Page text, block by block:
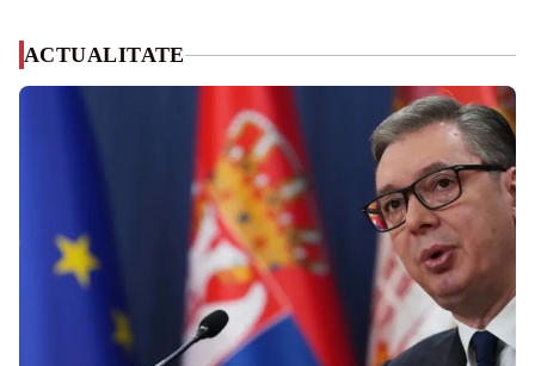
ACTUALITATE